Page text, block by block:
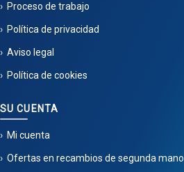
Proceso de trabajo
Política de privacidad
Aviso legal
Política de cookies
SU CUENTA
Mi cuenta
Ofertas en recambios de segunda mano